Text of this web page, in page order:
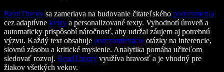
ReadTheory sa zameriava na budovanie čitateľského porozumenia
cez adaptívne kvízy a personalizované texty. Vyhodnotí úroveň a
automaticky prispôsobí náročnosť, aby udržal záujem aj potrebnú
výzvu. Každý text obsahuje porozumievacie otázky na inferencie,
slovnú zásobu a kritické myslenie. Analytika pomáha učiteľom
sledovať rozvoj. ReadTheory využíva hravosť a je vhodný pre
žiakov všetkých vekov.